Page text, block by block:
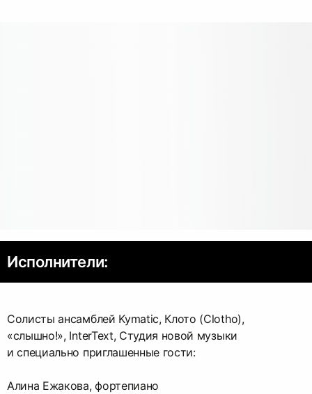
Исполнители:
Солисты ансамблей Kymatic, Клото (Сlotho),
«слышно!», InterText, Студия новой музыки
и специально приглашенные гости:
Алина Ежакова, фортепиано